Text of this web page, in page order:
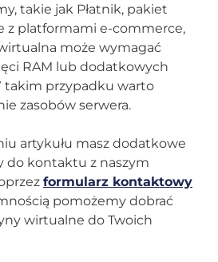
takie jak Płatnik, pakiet
z platformami e-commerce,
może wymagać
RAM lub dodatkowych
takim przypadku warto
zasobów serwera.
artykułu masz dodatkowe
do kontaktu z naszym
formularz kontaktowy
pomożemy dobrać
wirtualne do Twoich